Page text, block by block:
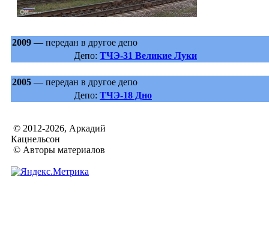
2009 — передан в другое депо
Депо: ТЧЭ-31 Великие Луки
2005 — передан в другое депо
Депо: ТЧЭ-18 Дно
© 2012-2026, Аркадий
Кацнельсон
© Авторы материалов